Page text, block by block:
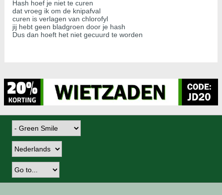
Hash hoef je niet te curen
dat vroeg ik om de knipafval
curen is verlagen van chlorofyl
jij hebt geen bladgroen door je hash
Dus dan hoeft het niet gecuurd te worden